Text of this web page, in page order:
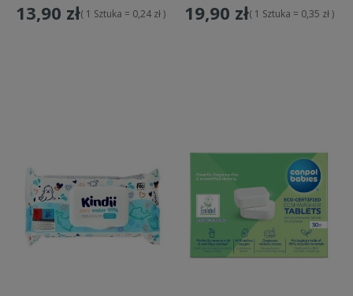
13,90 zł( 1 Sztuka = 0,24 zł ) 19,90 zł( 1 Sztuka = 0,35 zł )